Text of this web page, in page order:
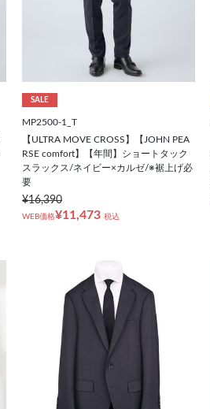
SALE
MP2500-1_T
【ULTRA MOVE CROSS】【JOHN PEA
RSE comfort】【年間】ショートタック
スラックス/ネイビー×カルゼ/※裾上げ必
要
¥16,390
WEB価格¥11,473 税込